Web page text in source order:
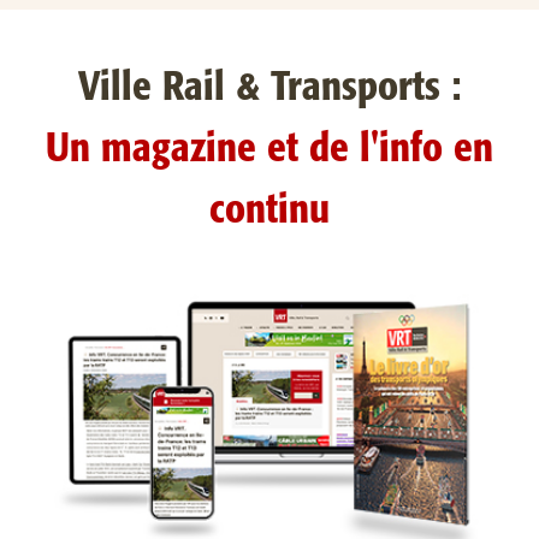
Ville Rail & Transports :
Un magazine et de l'info en
continu